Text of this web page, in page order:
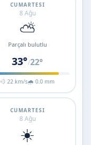
CUMARTESI
8 Ağu
⛅
Parçalı bulutlu
33°/22°
💨 22 km/s🌧 0.0 mm
CUMARTESI
8 Ağu
☀️